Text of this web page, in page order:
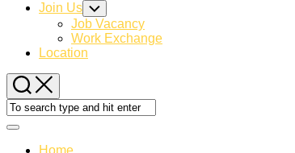
Join Us Toggle
Child
Menu
Job Vacancy
Work Exchange
Location
Expand
Home